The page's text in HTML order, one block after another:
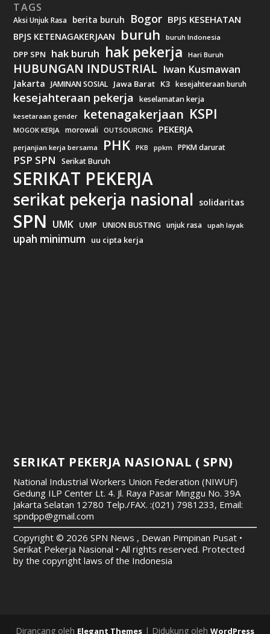
TAGS
Aksi Unjuk Rasa berita buruh Bogor BPJS KESEHATAN
BPJS KETENAGAKERJAAN buruh buruh Indonesia
DPP SPN hak buruh hak pekerja Hari Buruh
HUBUNGAN INDUSTRIAL Iwan Kusmawan
Jakarta JAMINAN SOSIAL Jawa Barat K3 kesejahteraan buruh
kesejahteraan pekerja keselamatan kerja
kesetaraan gender ketenagakerjaan KSPI
MOGOK KERJA morowali OUTSOURCING PEKERJA
perjanjian kerja bersama PHK PKB ppkm PPKM darurat
PSP SPN Serikat Buruh
SERIKAT PEKERJA
serikat pekerja nasional solidaritas
SPN UMK UMP UNION BUSTING unjuk rasa upah layak
upah minimum uu cipta kerja
SERIKAT PEKERJA NASIONAL ( SPN)
National Industrial Workers Union Federation (NIWUF)
Gedung ILP Center Lt. 4. Jl. Raya Pasar Minggu No. 39A
Jakarta Selatan 12780 Telp./FAX. :(021) 7981233, Email:
spndpp@gmail.com
Copyright © 2026 SPN News , Dewan Pimpinan Pusat •
Serikat Pekerja Nasional • All rights reserved. Protected
by the copyright laws of the Indonesia
Dirancang oleh Elegant Themes | Didukung oleh WordPress